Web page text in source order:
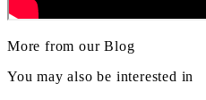
More from our Blog
You may also be interested in